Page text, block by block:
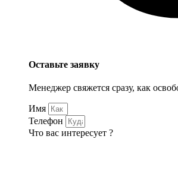
Оставьте заявку
Менеджер свяжется сразу, как
Имя
Телефон
Что вас интересует ?